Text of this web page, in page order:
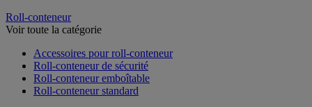
Roll-conteneur
Voir toute la catégorie
Accessoires pour roll-conteneur
Roll-conteneur de sécurité
Roll-conteneur emboîtable
Roll-conteneur standard